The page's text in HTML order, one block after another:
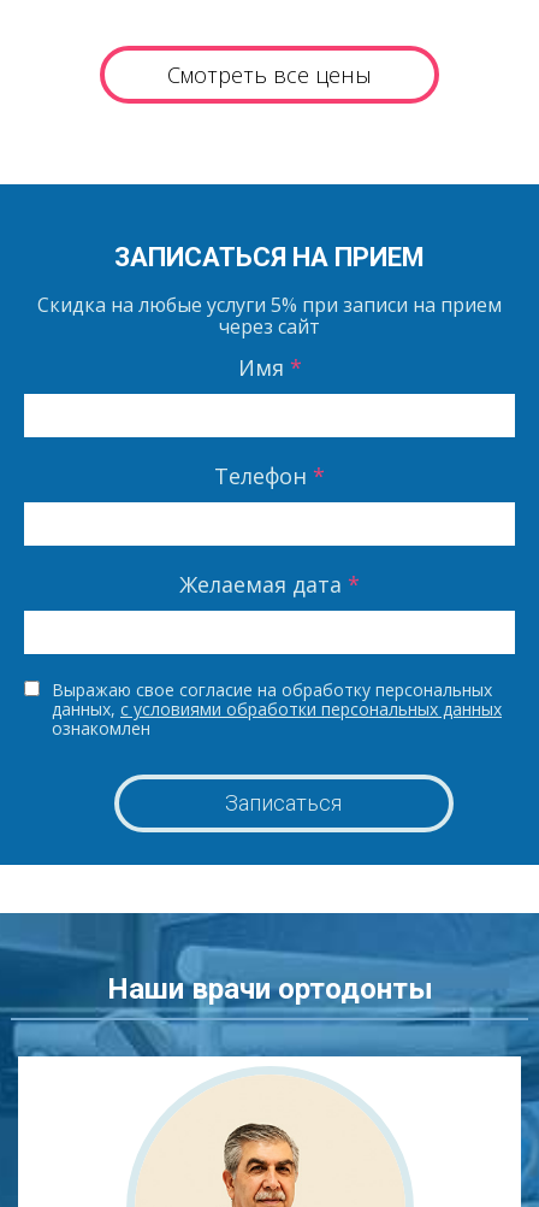
Смотреть все цены
ЗАПИСАТЬСЯ НА ПРИЕМ
Скидка на любые услуги 5% при записи на прием
через сайт
Имя *
Телефон *
Желаемая дата *
Выражаю свое согласие на обработку персональных
данных, с условиями обработки персональных данных
ознакомлен
Наши врачи ортодонты